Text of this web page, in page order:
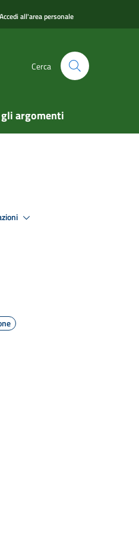
Accedi all'area personale
Cerca
argomenti